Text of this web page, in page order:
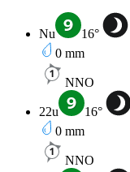
Nu 16°
0 mm
NNO
22u 16°
0 mm
NNO